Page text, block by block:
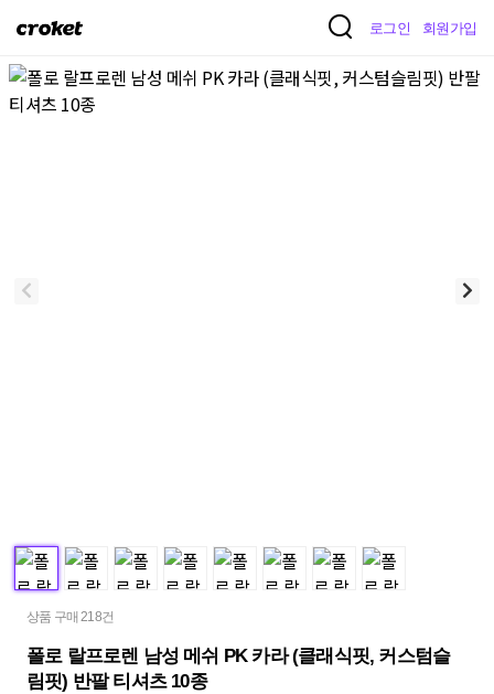
크
켓
로그인 회원가입
상품 구매 218건
폴로 랄프로렌 남성 메쉬 PK 카라 (클래식핏, 커스텀슬
림핏) 반팔 티셔츠 10종